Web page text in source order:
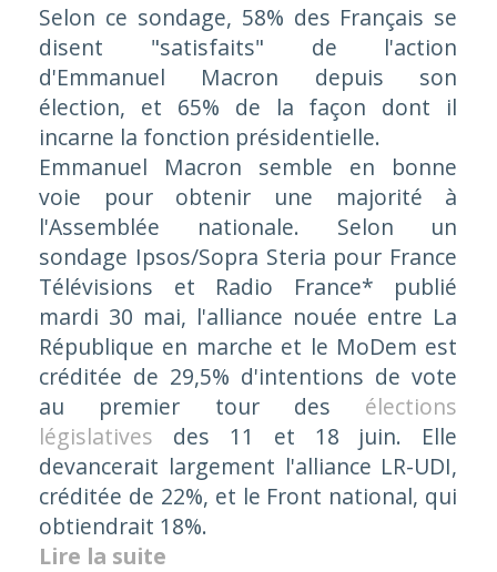
Selon ce sondage, 58% des Français se
disent "satisfaits" de l'action
d'Emmanuel Macron depuis son
élection, et 65% de la façon dont il
incarne la fonction présidentielle.
Emmanuel Macron semble en bonne
voie pour obtenir une majorité à
l'Assemblée nationale. Selon un
sondage Ipsos/Sopra Steria pour France
Télévisions et Radio France* publié
mardi 30 mai, l'alliance nouée entre La
République en marche et le MoDem est
créditée de 29,5% d'intentions de vote
au premier tour des élections
législatives des 11 et 18 juin. Elle
devancerait largement l'alliance LR-UDI,
créditée de 22%, et le Front national, qui
obtiendrait 18%.
Lire la suite